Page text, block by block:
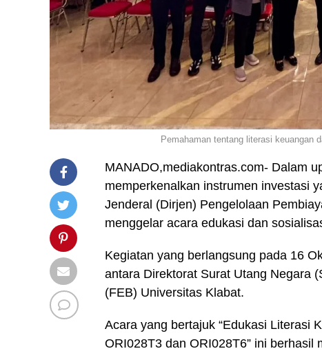
Pemahaman tentang literasi keuangan
MANADO,mediakontras.com- Dalam
memperkenalkan instrumen investasi
Jenderal (Dirjen) Pengelolaan
menggelar acara edukasi dan
Kegiatan yang berlangsung pada 16
antara Direktorat Surat Utang Negara
(FEB) Universitas Klabat.
Acara yang bertajuk “Edukasi Literasi
ORI028T3 dan ORI028T6” ini